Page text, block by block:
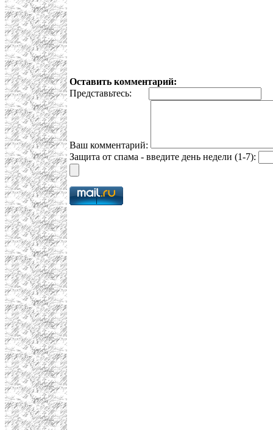
Оставить комментарий:
Представьтесь:
Ваш комментарий:
Защита от спама - введите день недели (1-7):